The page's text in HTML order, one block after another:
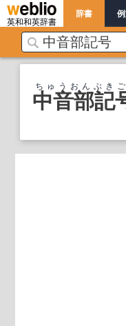
英和和英辞書
辞書
中音部記
ちゅうおんぶきご